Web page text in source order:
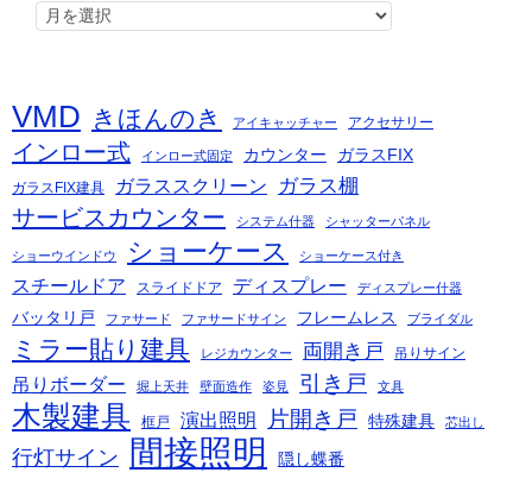
VMD きほんのき アイキャッチャー アクセサリー
インロー式 インロー式固定 カウンター ガラスFIX
ガラスFIX建具 ガラススクリーン ガラス棚
サービスカウンター システム什器 シャッターパネル
ショーウインドウ ショーケース ショーケース付き
スチールドア スライドドア ディスプレー ディスプレー什器
バッタリ戸 ファサード ファサードサイン フレームレス ブライダル
ミラー貼り建具 レジカウンター 両開き戸 吊りサイン
吊りボーダー 堀上天井 壁面造作 姿見 引き戸 文具
木製建具 框戸 演出照明 片開き戸 特殊建具 芯出し
行灯サイン 間接照明 隠し蝶番